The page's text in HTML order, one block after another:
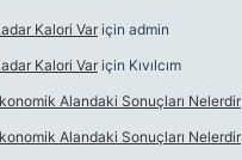
Kalori Var için admin
Kalori Var için Kıvılcım
Alandaki Sonuçları Nelerdir
Alandaki Sonuçları Nelerdir